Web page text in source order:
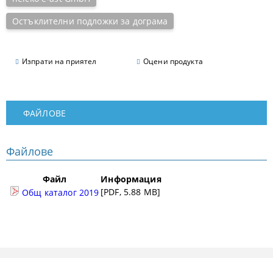
Остъклителни подложки за дограма
Изпрати на приятел Оцени продукта
ФАЙЛОВЕ
Файлове
Файл
Информация
Общ каталог 2019 [PDF, 5.88 MB]